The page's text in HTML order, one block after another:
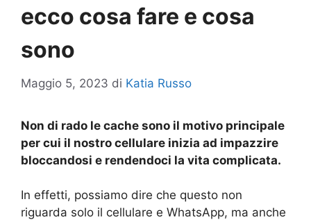
ecco cosa fare e cosa
sono
Maggio 5, 2023 di Katia Russo
Non di rado le cache sono il motivo principale
per cui il nostro cellulare inizia ad impazzire
bloccandosi e rendendoci la vita complicata.
In effetti, possiamo dire che questo non
riguarda solo il cellulare e WhatsApp, ma anche